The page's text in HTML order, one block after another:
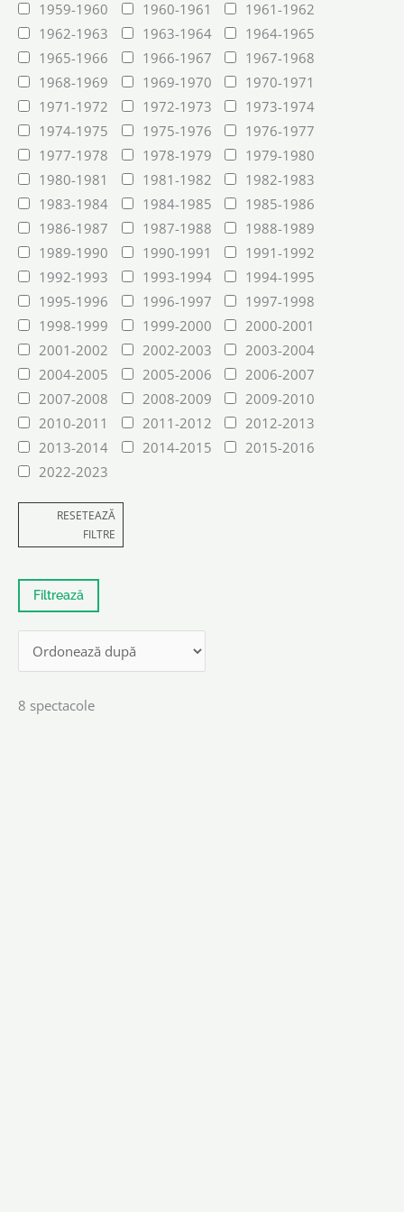
1959-1960
1960-1961
1961-1962
1962-1963
1963-1964
1964-1965
1965-1966
1966-1967
1967-1968
1968-1969
1969-1970
1970-1971
1971-1972
1972-1973
1973-1974
1974-1975
1975-1976
1976-1977
1977-1978
1978-1979
1979-1980
1980-1981
1981-1982
1982-1983
1983-1984
1984-1985
1985-1986
1986-1987
1987-1988
1988-1989
1989-1990
1990-1991
1991-1992
1992-1993
1993-1994
1994-1995
1995-1996
1996-1997
1997-1998
1998-1999
1999-2000
2000-2001
2001-2002
2002-2003
2003-2004
2004-2005
2005-2006
2006-2007
2007-2008
2008-2009
2009-2010
2010-2011
2011-2012
2012-2013
2013-2014
2014-2015
2015-2016
2022-2023
RESETEAZĂ
FILTRE
8 spectacole